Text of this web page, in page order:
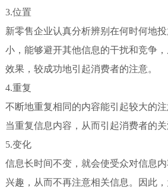
3.位置
新零售企业认真分析辨别在何时何地
小，能够避开其他信息的干扰和竞争
效果，较成功地引起消费者的注意。
4.重复
不断地重复相同的内容能引起较大的
当重复信息内容，从而引起消费者的关
5.变化
信息长时间不变，就会使受众对信息
兴趣，从而不再注意相关信息。因此